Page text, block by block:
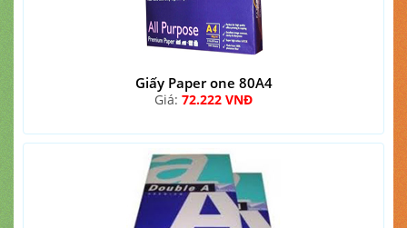
Giấy Paper one 80A4
Giá: 72.222 VNĐ